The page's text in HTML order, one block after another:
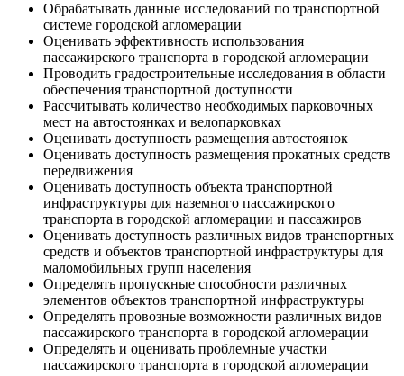
Обрабатывать данные исследований по транспортной
системе городской агломерации
Оценивать эффективность использования
пассажирского транспорта в городской агломерации
Проводить градостроительные исследования в области
обеспечения транспортной доступности
Рассчитывать количество необходимых парковочных
мест на автостоянках и велопарковках
Оценивать доступность размещения автостоянок
Оценивать доступность размещения прокатных средств
передвижения
Оценивать доступность объекта транспортной
инфраструктуры для наземного пассажирского
транспорта в городской агломерации и пассажиров
Оценивать доступность различных видов транспортных
средств и объектов транспортной инфраструктуры для
маломобильных групп населения
Определять пропускные способности различных
элементов объектов транспортной инфраструктуры
Определять провозные возможности различных видов
пассажирского транспорта в городской агломерации
Определять и оценивать проблемные участки
пассажирского транспорта в городской агломерации